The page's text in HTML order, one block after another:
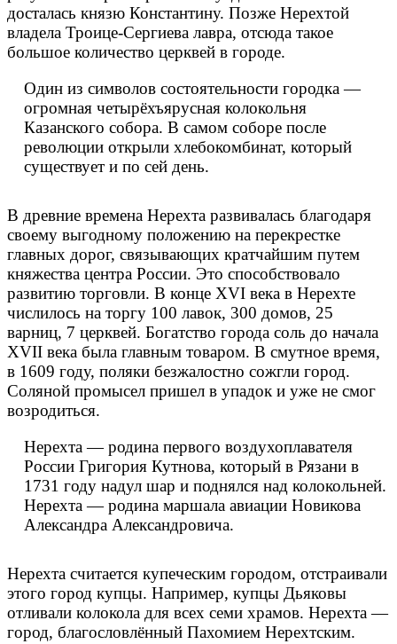
досталась князю Константину. Позже Нерехтой
владела Троице-Сергиева лавра, отсюда такое
большое количество церквей в городе.
Один из символов состоятельности городка —
огромная четырёхъярусная колокольня
Казанского собора. В самом соборе после
революции открыли хлебокомбинат, который
существует и по сей день.
В древние времена Нерехта развивалась благодаря
своему выгодному положению на перекрестке
главных дорог, связывающих кратчайшим путем
княжества центра России. Это способствовало
развитию торговли. В конце XVI века в Нерехте
числилось на торгу 100 лавок, 300 домов, 25
варниц, 7 церквей. Богатство города соль до начала
XVII века была главным товаром. В смутное время,
в 1609 году, поляки безжалостно сожгли город.
Соляной промысел пришел в упадок и уже не смог
возродиться.
Нерехта — родина первого воздухоплавателя
России Григория Кутнова, который в Рязани в
1731 году надул шар и поднялся над колокольней.
Нерехта — родина маршала авиации Новикова
Александра Александровича.
Нерехта считается купеческим городом, отстраивали
этого город купцы. Например, купцы Дьяковы
отливали колокола для всех семи храмов. Нерехта —
город, благословлённый Пахомием Нерехтским.